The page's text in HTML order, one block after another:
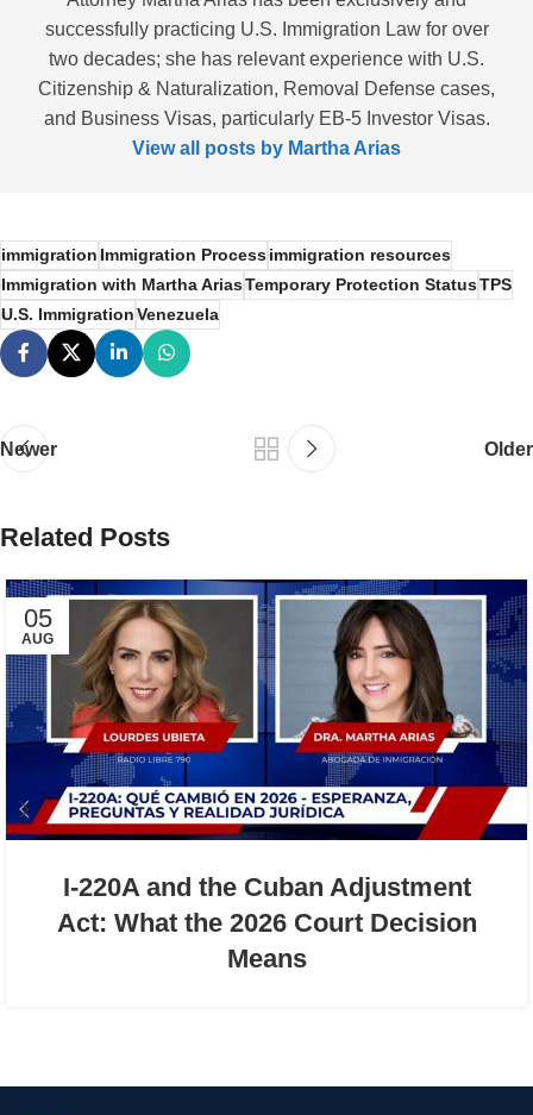
successfully practicing U.S. Immigration Law for over
two decades; she has relevant experience with U.S.
Citizenship & Naturalization, Removal Defense cases,
and Business Visas, particularly EB-5 Investor Visas.
View all posts by Martha Arias
immigrationImmigration Processimmigration resources
Immigration with Martha AriasTemporary Protection StatusTPS
U.S. ImmigrationVenezuela
Newer Older
Related Posts
05
AUG
I-220A and the Cuban Adjustment
Act: What the 2026 Court Decision
Means